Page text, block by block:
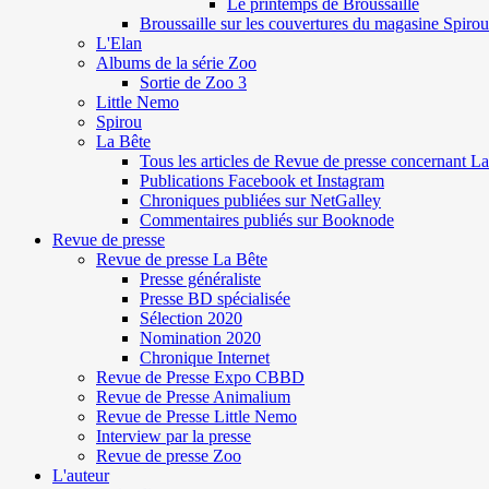
Broussaille sur les couvertures du magasine Spirou
L'Elan
Albums de la série Zoo
Sortie de Zoo 3
Little Nemo
Spirou
La Bête
Tous les articles de Revue de presse concernant
Publications Facebook et Instagram
Chroniques publiées sur NetGalley
Commentaires publiés sur Booknode
Revue de presse
Revue de presse La Bête
Presse généraliste
Presse BD spécialisée
Sélection 2020
Nomination 2020
Chronique Internet
Revue de Presse Expo CBBD
Revue de Presse Animalium
Revue de Presse Little Nemo
Interview par la presse
Revue de presse Zoo
L'auteur